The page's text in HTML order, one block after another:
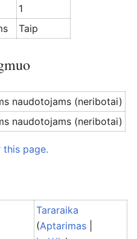
1
Taip
naudotojams (neribotai)
naudotojams (neribotai)
page.
Tararaika
(Aptarimas